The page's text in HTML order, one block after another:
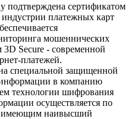
подтверждена сертификатом
индустрии платежных карт
мошеннических
Secure - современной
платежей.
специальной защищенной
в компанию
технологии шифрования
осуществляется по
имеющим наивысший